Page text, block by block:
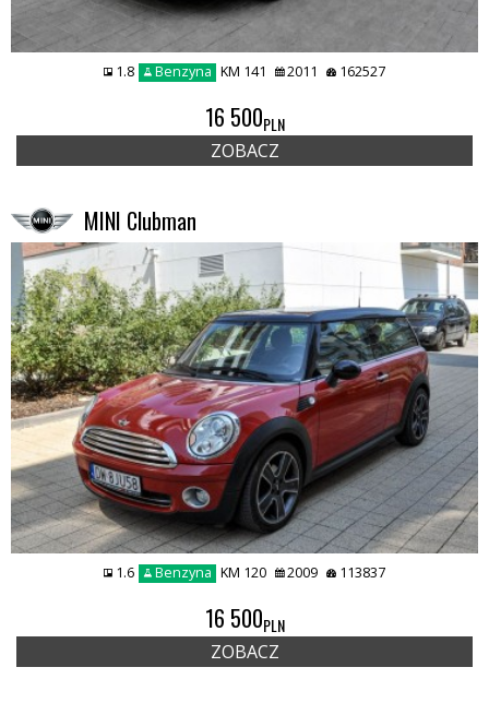
1.8 Benzyna KM 141 2011 162527
16 500PLN
ZOBACZ
MINI Clubman
1.6 Benzyna KM 120 2009 113837
16 500PLN
ZOBACZ